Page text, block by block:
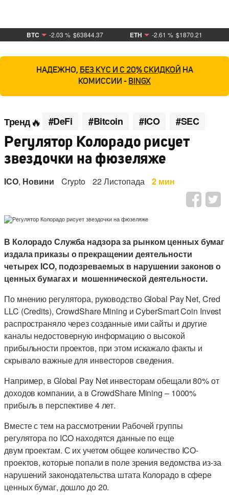
BTC -2.03 % $63844.37 ETH -2.61 % $1870.21
НАДЕЖНО, БЕЗ KYC И С 20% СКИДКОЙ НА
КОМИССИИ - BINGX
Тренд #DeFi #Bitcoin #ICO #SEC
Регулятор Колорадо рисует
звездочки на фюзеляже
ICO, Новини Crypto 22 Листопада 2 мин
В Колорадо Служба надзора за рынком ценных бумаг
издала приказы о прекращении деятельности
четырех ICO, подозреваемых в нарушении законов о
ценных бумагах и мошеннической деятельности.
По мнению регулятора, руководство Global Pay Net, Cred
LLC (Credits), CrowdShare Mining и CyberSmart Coin Invest
распространяло через созданные ими сайты и другие
каналы недостоверную информацию о высокой
прибыльности проектов, при этом искажало факты и
скрывало важные для инвесторов сведения.
Например, в Global Pay Net инвесторам обещали 80% от
доходов компании, а в CrowdShare Mining – 1000%
прибыль в перспективе 4 лет.
Вместе с тем на рассмотрении Рабочей группы
регулятора по ICO находятся данные по еще
двум проектам. С их учетом общее количество ICO-
проектов, которые попали в поле зрения ведомства из-за
нарушений законодательства штата Колорадо в сфере
ценных бумаг, дошло до 20.